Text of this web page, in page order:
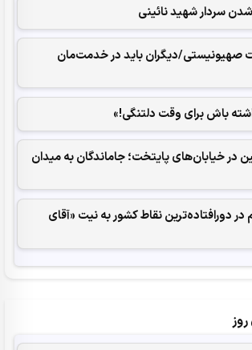
سردار شهید نائینی
صهیونیستی/دیگران باید در خدمت‌مان
باش برای وقت دلتنگی!»
در خیابان‌های پایتخت؛ جاماندگان به میدان
در دورافتاده‌ترین نقاط کشور به نیت «آقای